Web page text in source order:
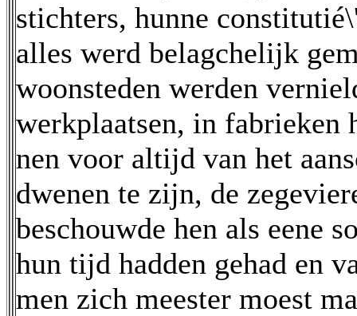
stichters, hunne
alles werd belagchelijk
woonsteden werden
werkplaatsen, in fabrieken
nen voor altijd van het
dwenen te zijn, de
beschouwde hen als eene
hun tijd hadden gehad en
men zich meester moest